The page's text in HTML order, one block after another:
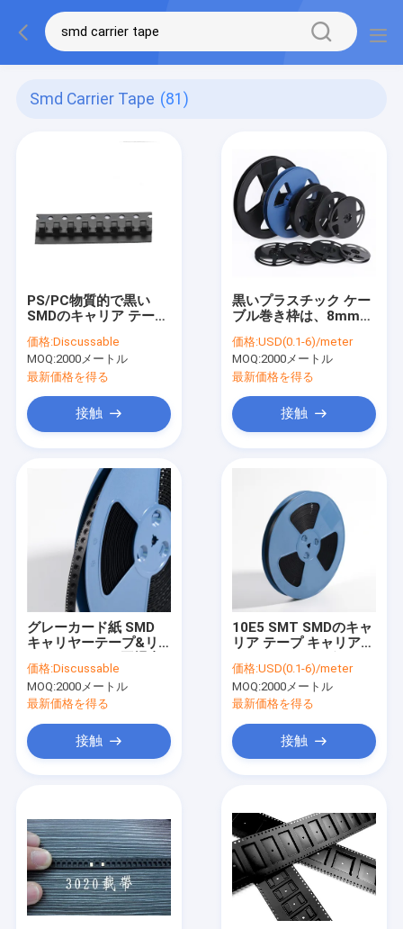
Smd Carrier Tape (81)
PS/PC物質的で黒い
SMDのキャリア テープ
ROHS証明
価格:Discussable
MOQ:2000メートル
最新価格を得る
接触
黒いプラスチック ケー
ブル巻き枠は、8mm
テープを打った
価格:USD(0.1-6)/meter
MOQ:2000メートル
最新価格を得る
接触
グレーカード紙 SMD
キャリヤーテープ&リ
結,カスタム
PS/PC/APETテープ
価格:Discussable
MOQ:2000メートル
最新価格を得る
接触
10E5 SMT SMDのキャ
リア テープ キャリア
ーボネート材料
価格:USD(0.1-6)/meter
MOQ:2000メートル
最新価格を得る
接触